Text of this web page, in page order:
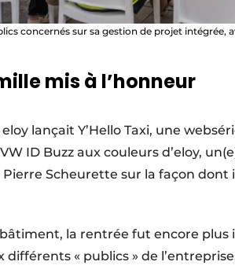
concernés sur sa gestion de projet intégrée,
mis à l’honneur
lançait Y’Hello Taxi, une
ID Buzz aux couleurs d’eloy,
Scheurette sur la façon dont
la rentrée fut encore plus
différents « publics » de